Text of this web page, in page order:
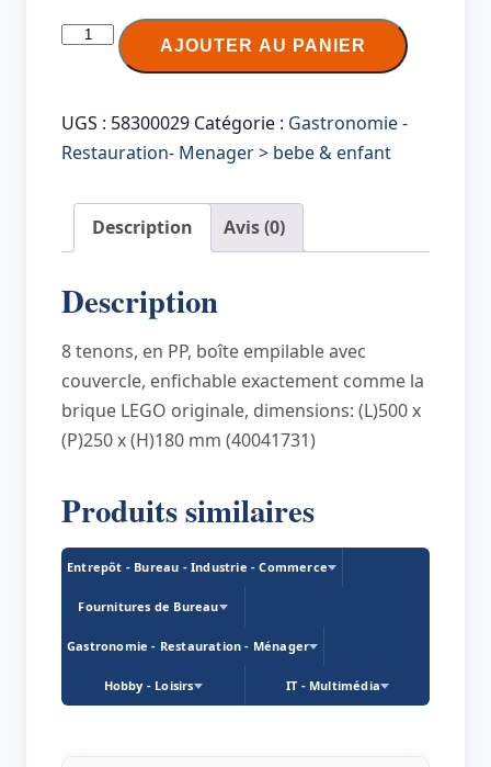
quantité
Brique
de
STORAGE
BRICK
12
bleu
AJOUTER AU PANIER
UGS : 58300029 Catégorie : Gastronomie -
Restauration- Menager > bebe & enfant
Description Avis (0)
Description
8 tenons, en PP, boîte empilable avec
couvercle, enfichable exactement comme la
brique LEGO originale, dimensions: (L)500 x
(P)250 x (H)180 mm (40041731)
Produits similaires
Entrepôt - Bureau - Industrie - Commerce
Fournitures de Bureau
Gastronomie - Restauration - Ménager
Hobby - Loisirs IT - Multimédia